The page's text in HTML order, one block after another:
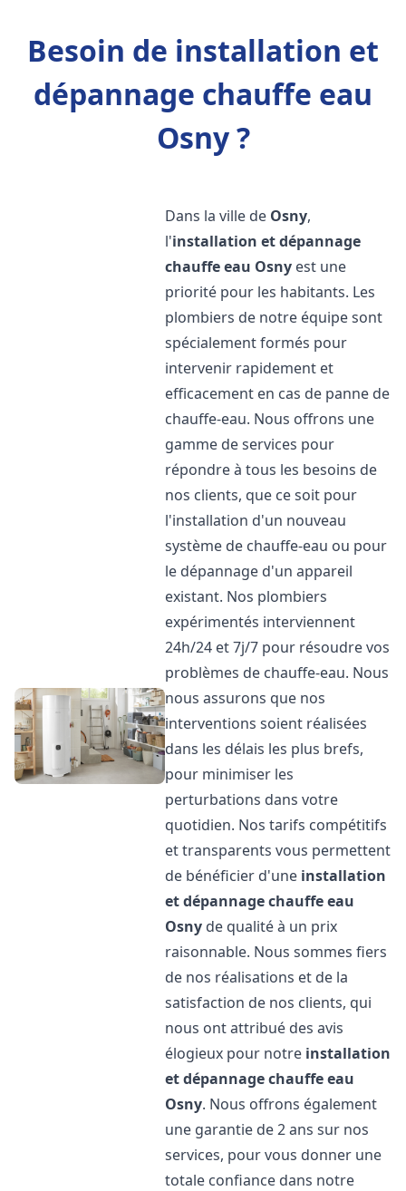
Besoin de installation et
dépannage chauffe eau
Osny ?
Dans la ville de Osny,
l'installation et dépannage
chauffe eau Osny est une
priorité pour les habitants. Les
plombiers de notre équipe sont
spécialement formés pour
intervenir rapidement et
efficacement en cas de panne de
chauffe-eau. Nous offrons une
gamme de services pour
répondre à tous les besoins de
nos clients, que ce soit pour
l'installation d'un nouveau
système de chauffe-eau ou pour
le dépannage d'un appareil
existant. Nos plombiers
expérimentés interviennent
24h/24 et 7j/7 pour résoudre vos
problèmes de chauffe-eau. Nous
nous assurons que nos
interventions soient réalisées
dans les délais les plus brefs,
pour minimiser les
perturbations dans votre
quotidien. Nos tarifs compétitifs
et transparents vous permettent
de bénéficier d'une installation
et dépannage chauffe eau
Osny de qualité à un prix
raisonnable. Nous sommes fiers
de nos réalisations et de la
satisfaction de nos clients, qui
nous ont attribué des avis
élogieux pour notre installation
et dépannage chauffe eau
Osny. Nous offrons également
une garantie de 2 ans sur nos
services, pour vous donner une
totale confiance dans notre